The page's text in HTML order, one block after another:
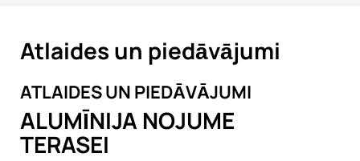
Atlaides un piedāvājumi
ATLAIDES UN PIEDĀVĀJUMI
ALUMĪNIJA NOJUME
TERASEI